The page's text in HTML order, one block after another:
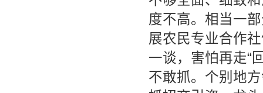
度不高。相当一
展农民专业合作
一谈，害怕再走“
不敢抓。个别地